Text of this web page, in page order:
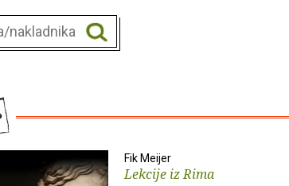
Fik Meijer
Lekcije iz Rima